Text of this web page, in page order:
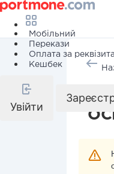
Мобільний
Перекази
Оплата за
Кешбек
Увійти